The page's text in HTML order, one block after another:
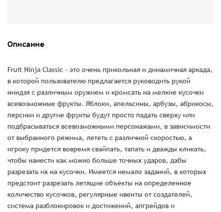
Описание
Fruit Ninja Classic - это очень прикольная и динамичная аркада,
в которой пользователю предлагается руководить рукой
ниндзя с различным оружием и кромсать на мелкие кусочки
всевозможные фрукты. Яблоки, апельсины, арбузы, абрикосы,
персики и другие фрукты будут просто падать сверху или
подбрасываться всевозможными персонажами, в зависимости
от выбранного режима, лететь с различной скоростью, а
игроку придется вовремя свайпать, тапать и дважды кликать,
чтобы нанести как можно больше точных ударов, дабы
разрезать их на кусочки. Имеется немало заданий, в которых
предстоит разрезать летящие объекты на определенное
количество кусочков, регулярные ивенты от создателей,
система разблокировок и достижений, апгрейдов и